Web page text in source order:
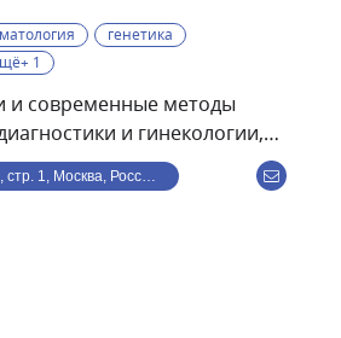
генетика
1
и современные методы
и гинекологии,
международным
УЗИ скрининги I, II,
1, Москва, Россия